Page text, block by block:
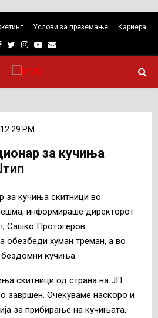
Услови за преземање Кариера
Facebook
TwitterInstagram
Youtube
Email
PM
за кучиња
за кучиња скитници во
информираше директорот
Сашко Протогеров.
обезбеди хуман треман, а во
кучиња.
скитници од страна на ЈП
завршен. Очекуваме наскоро и
за прибирање на кучињата,